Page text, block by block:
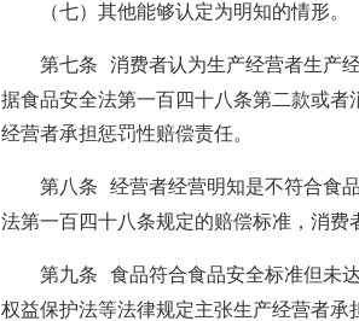
（七）其他能够认定为明知的情形。
第七条
消费者认为生产经营者生产
据食品安全法第一百四十八条第二款或
经营者承担惩罚性赔偿责任。
第八条
经营者经营明知是不符合食
法第一百四十八条规定的赔偿标准，消
第九条
食品符合食品安全标准但未
权益保护法等法律规定主张生产经营者